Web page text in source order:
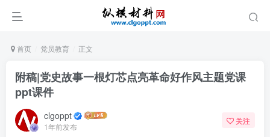
首页 党员教育 正文
附稿|党史故事一根灯芯点亮革命好作风主题党课
ppt课件
clgoppt
1年前发布
关注